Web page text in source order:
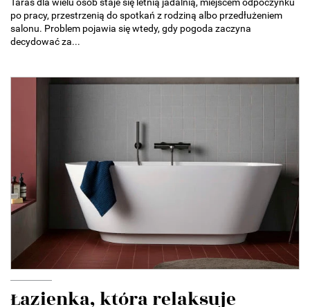
po pracy, przestrzenią do spotkań z rodziną albo przedłużeniem
salonu. Problem pojawia się wtedy, gdy pogoda zaczyna
decydować za...
Łazienka, która relaksuje